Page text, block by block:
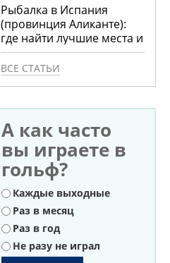
Рыбалка в Испания
(провинция Аликанте):
где найти лучшие места и
что ловить
ВСЕ СТАТЬИ
А как часто
вы играете в
гольф?
Варианты
Каждые выходные
Раз в месяц
Раз в год
Не разу не играл